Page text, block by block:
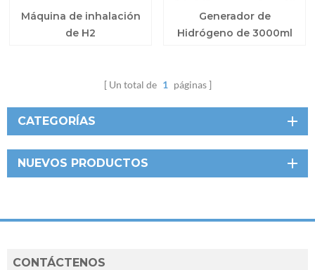
Máquina de inhalación
de H2
Generador de
Hidrógeno de 3000ml
Un total de 1 páginas
CATEGORÍAS
NUEVOS PRODUCTOS
CONTÁCTENOS